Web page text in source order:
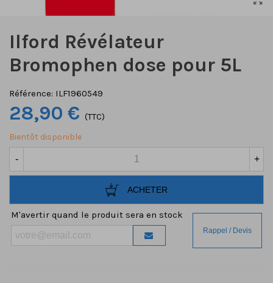
Ilford Révélateur
Bromophen dose pour 5L
Référence: ILF1960549
28,90 € (TTC)
Bientôt disponible
- +
ACHETER
M'avertir quand le produit sera en stock